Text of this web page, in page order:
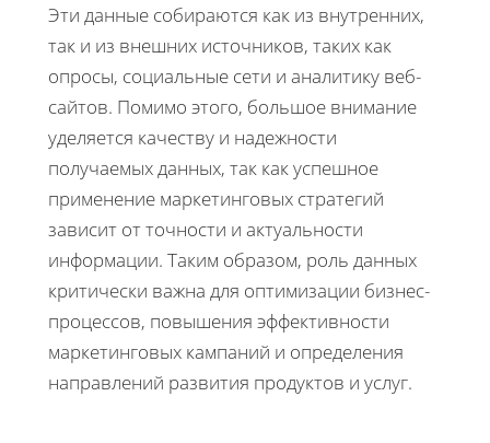
Эти данные собираются как из внутренних,
так и из внешних источников, таких как
опросы, социальные сети и аналитику веб-
сайтов. Помимо этого, большое внимание
уделяется качеству и надежности
получаемых данных, так как успешное
применение маркетинговых стратегий
зависит от точности и актуальности
информации. Таким образом, роль данных
критически важна для оптимизации бизнес-
процессов, повышения эффективности
маркетинговых кампаний и определения
направлений развития продуктов и услуг.